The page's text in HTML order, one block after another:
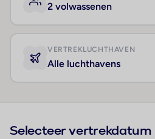
2 volwassenen
VERTREKLUCHTHAVEN
Alle luchthavens
Selecteer vertrekdatum